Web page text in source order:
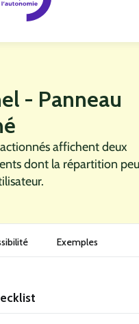
- Panneau
affichent deux
dont la répartition
Exemples